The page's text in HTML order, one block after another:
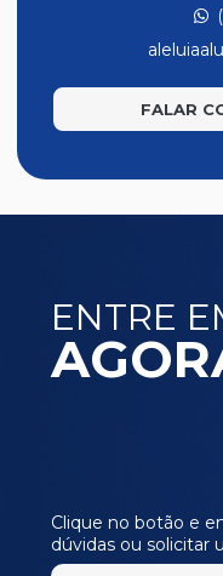
SR135
SR136
SR362
SR363
FALAR
ENTRE
Clique no botão e
dúvidas ou solicitar